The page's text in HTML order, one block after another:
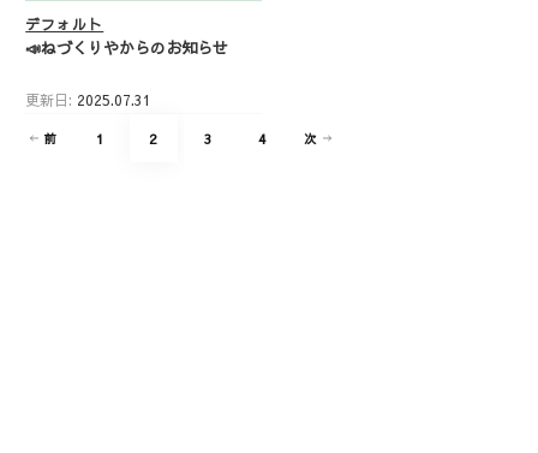
デフォルト
📣ねづくりやからのお知らせ
更新日: 2025.07.31
投前 固1 固
2 固
3 固
4 次